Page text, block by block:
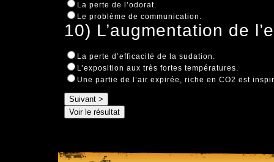
La perte de l’odorat.
Le problème de communication.
10) L’augmentation de
La perte d’efficacité de la sudation.
L’exposition aux très fortes températures.
Une partie de l’air expirée, riche en CO2 est